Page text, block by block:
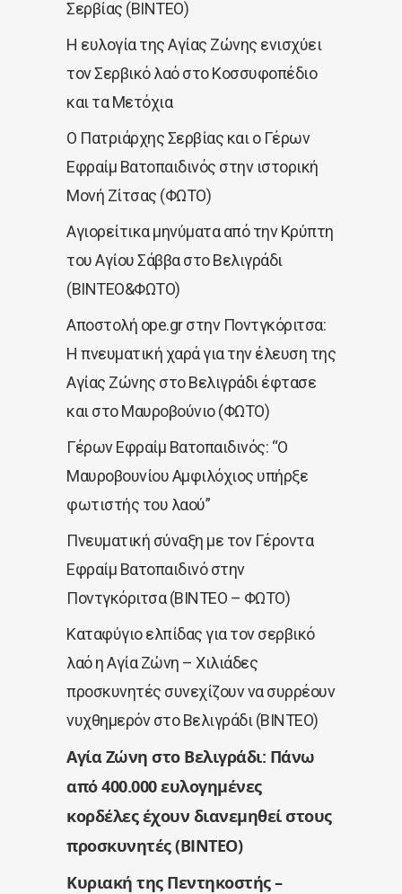
Σερβίας (ΒΙΝΤΕΟ)
Η ευλογία της Αγίας Ζώνης ενισχύει
τον Σερβικό λαό στο Κοσσυφοπέδιο
και τα Μετόχια
Ο Πατριάρχης Σερβίας και ο Γέρων
Εφραίμ Βατοπαιδινός στην ιστορική
Μονή Ζίτσας (ΦΩΤΟ)
Αγιορείτικα μηνύματα από την Κρύπτη
του Αγίου Σάββα στο Βελιγράδι
(ΒΙΝΤΕΟ&ΦΩΤΟ)
Αποστολή ope.gr στην Ποντγκόριτσα:
Η πνευματική χαρά για την έλευση της
Αγίας Ζώνης στο Βελιγράδι έφτασε
και στο Μαυροβούνιο (ΦΩΤΟ)
Γέρων Εφραίμ Βατοπαιδινός: “Ο
Μαυροβουνίου Αμφιλόχιος υπήρξε
φωτιστής του λαού”
Πνευματική σύναξη με τον Γέροντα
Εφραίμ Βατοπαιδινό στην
Ποντγκόριτσα (ΒΙΝΤΕΟ – ΦΩΤΟ)
Καταφύγιο ελπίδας για τον σερβικό
λαό η Αγία Ζώνη – Χιλιάδες
προσκυνητές συνεχίζουν να συρρέουν
νυχθημερόν στο Βελιγράδι (ΒΙΝΤΕΟ)
Αγία Ζώνη στο Βελιγράδι: Πάνω
από 400.000 ευλογημένες
κορδέλες έχουν διανεμηθεί στους
προσκυνητές (ΒΙΝΤΕΟ)
Κυριακή της Πεντηκοστής –